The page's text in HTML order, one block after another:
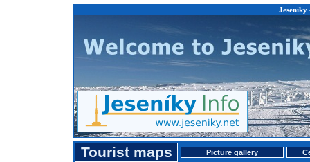
Jeseniky
Tourist maps Picture gallery